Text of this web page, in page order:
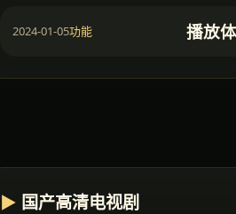
2024-01-05功能 播放
▶ 国产高清电视剧